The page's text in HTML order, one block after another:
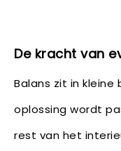
De kracht van
Balans zit in kleine
oplossing wordt
rest van het